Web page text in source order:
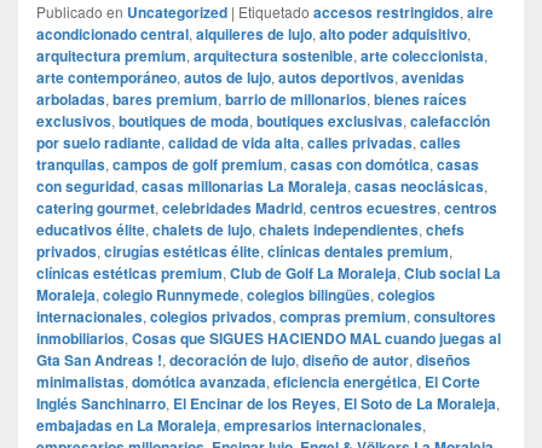
Publicado en Uncategorized | Etiquetado accesos restringidos, aire
acondicionado central, alquileres de lujo, alto poder adquisitivo,
arquitectura premium, arquitectura sostenible, arte coleccionista,
arte contemporáneo, autos de lujo, autos deportivos, avenidas
arboladas, bares premium, barrio de millonarios, bienes raíces
exclusivos, boutiques de moda, boutiques exclusivas, calefacción
por suelo radiante, calidad de vida alta, calles privadas, calles
tranquilas, campos de golf premium, casas con domótica, casas
con seguridad, casas millonarias La Moraleja, casas neoclásicas,
catering gourmet, celebridades Madrid, centros ecuestres, centros
educativos élite, chalets de lujo, chalets independientes, chefs
privados, cirugías estéticas élite, clínicas dentales premium,
clínicas estéticas premium, Club de Golf La Moraleja, Club social La
Moraleja, colegio Runnymede, colegios bilingües, colegios
internacionales, colegios privados, compras premium, consultores
inmobiliarios, Cosas que SIGUES HACIENDO MAL cuando juegas al
Gta San Andreas !, decoración de lujo, diseño de autor, diseños
minimalistas, domótica avanzada, eficiencia energética, El Corte
Inglés Sanchinarro, El Encinar de los Reyes, El Soto de La Moraleja,
embajadas en La Moraleja, empresarios internacionales,